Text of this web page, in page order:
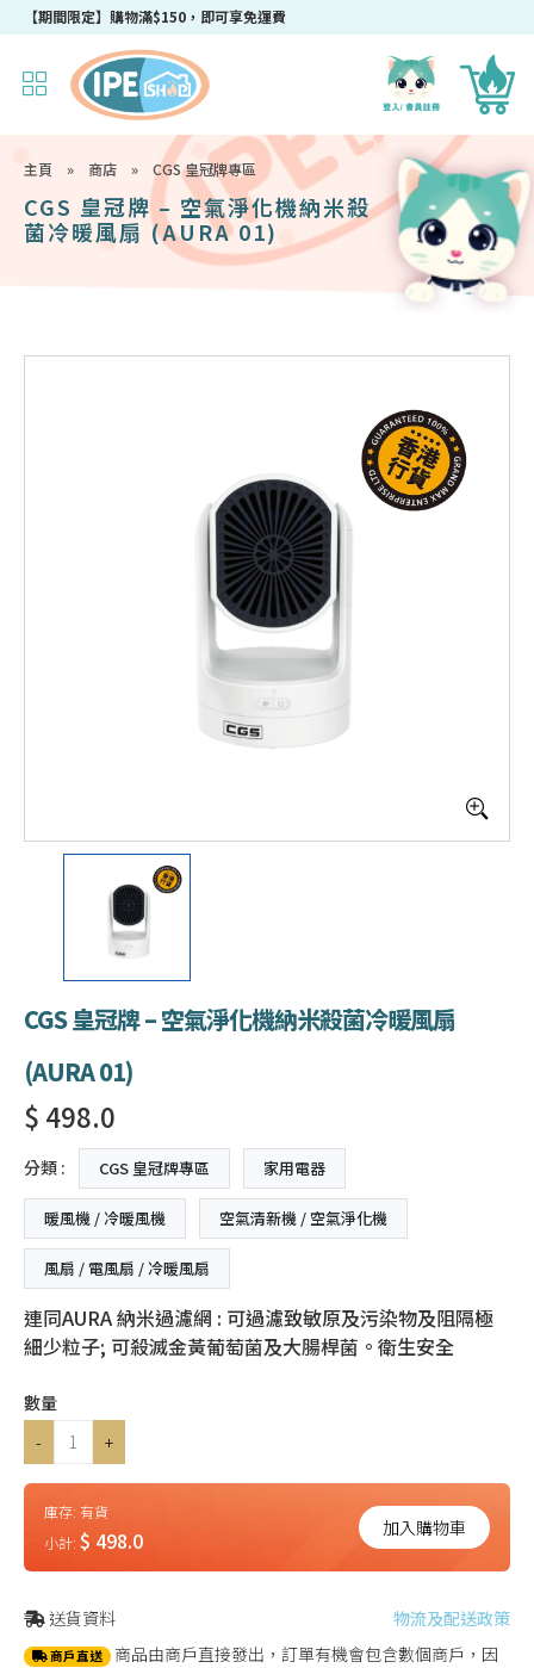
【期間限定】購物滿$150，即可享免運費
成為IPEshop會員，新會員即可獲得迎新$50購物優惠碼！
主頁 » 商店 » CGS 皇冠牌專區
CGS 皇冠牌 – 空氣淨化機納米殺
菌冷暖風扇 (AURA 01)
CGS 皇冠牌 – 空氣淨化機納米殺菌冷暖風扇
(AURA 01)
$ 498.0
分類 : CGS 皇冠牌專區 家用電器
暖風機 / 冷暖風機 空氣清新機 / 空氣淨化機
風扇 / 電風扇 / 冷暖風扇
連同AURA 納米過濾網 : 可過濾致敏原及污染物及阻隔極
細少粒子; 可殺滅金黃葡萄菌及大腸桿菌。衛生安全
數量
-
+
庫存: 有貨
小計: $ 498.0 加入購物車
送貨資料 物流及配送政策
商戶直送 商品由商戶直接發出，訂單有機會包含數個商戶，因